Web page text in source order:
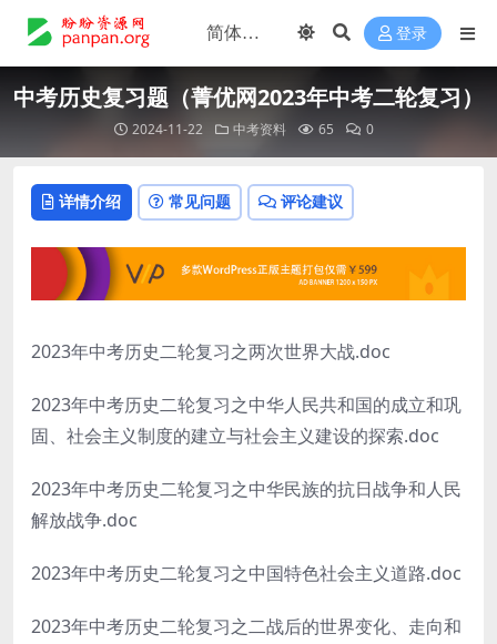
登录
中考历史复习题（菁优网2023年中考二轮复习）
2024-11-22 中考资料 65 0
详情介绍 常见问题 评论建议
2023年中考历史二轮复习之两次世界大战.doc
2023年中考历史二轮复习之中华人民共和国的成立和巩
固、社会主义制度的建立与社会主义建设的探索.doc
2023年中考历史二轮复习之中华民族的抗日战争和人民
解放战争.doc
2023年中考历史二轮复习之中国特色社会主义道路.doc
2023年中考历史二轮复习之二战后的世界变化、走向和